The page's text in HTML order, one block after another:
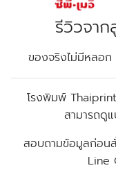
รีวิวจาก
ของจริงไม่มีหลอก
โรงพิมพ์
สามารถดู
สอบถามข้อมูลก่อน
Line